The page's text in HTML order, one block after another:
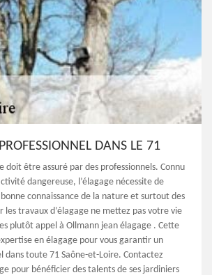
DANS LE 71
doit être assuré par des professionnels. Connu
dangereuse, l’élagage nécessite de
connaissance de la nature et surtout des
les travaux d’élagage ne mettez pas votre vie
plutôt appel à Ollmann jean élagage . Cette
en élagage pour vous garantir un
dans toute 71 Saône-et-Loire. Contactez
pour bénéficier des talents de ses jardiniers